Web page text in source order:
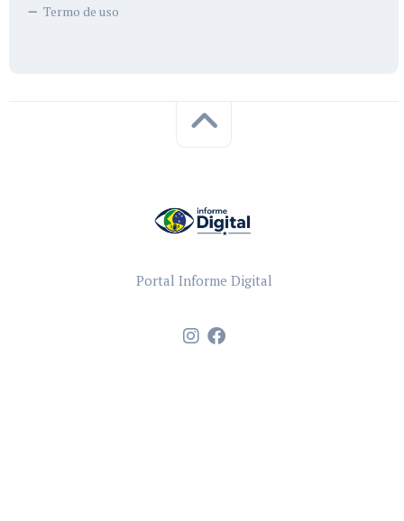
Termo de uso
Portal Informe Digital